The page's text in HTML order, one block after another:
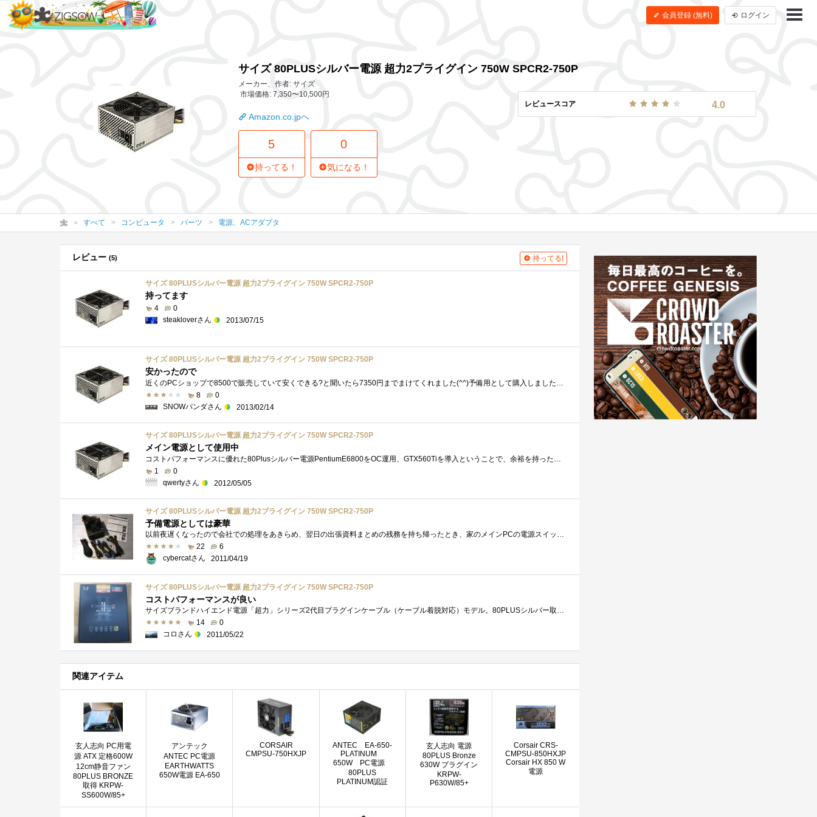
会員登録 (無料) ログイン
レビュースコア 4.0
サイズ 80PLUSシルバー電源 超力2プライグイン 750W SPCR2-750P
メーカー、作者: サイズ
市場価格: 7,350〜10,500円
Amazon.co.jpへ
5
持ってる！
0
気になる！
すべて コンピュータ パーツ 電源、ACアダプタ
レビュー (5) 持ってる!
サイズ 80PLUSシルバー電源 超力2プライグイン 750W SPCR2-750P
持ってます
4
0
steakloverさん
2013/07/15
サイズ 80PLUSシルバー電源 超力2プライグイン 750W SPCR2-750P
安かったので
近くのPCショップで8500で販売していて安くできる?と聞いたら7350円までまけてくれました(^^)予備用として購入しましたが最近パーツが余っていた�...
8
0
SNOWパンダさん
2013/02/14
サイズ 80PLUSシルバー電源 超力2プライグイン 750W SPCR2-750P
メイン電源として使用中
コストパフォーマンスに優れた80Plusシルバー電源PentiumE6800をOC運用、GTX560Tiを導入ということで、余裕を持った容量と安価な価格を両立しているこ�...
1
0
qwertyさん
2012/05/05
サイズ 80PLUSシルバー電源 超力2プライグイン 750W SPCR2-750P
予備電源としては豪華
以前夜遅くなったので会社での処理をあきらめ、翌日の出張資料まとめの残務を持ち帰ったとき、家のメインPCの電源スイッチを入れてもピクリと...
22
6
cybercatさん
2011/04/19
サイズ 80PLUSシルバー電源 超力2プライグイン 750W SPCR2-750P
コストパフォーマンスが良い
サイズブランドハイエンド電源「超力」シリーズ2代目プラグインケーブル（ケーブル着脱対応）モデル。80PLUSシルバー取得でオリジナルの長寿命1...
14
0
コロさん
2011/05/22
関連アイテム
玄人志向 PC用電
源 ATX 定格600W
12cm静音ファン
80PLUS BRONZE
取得 KRPW-
SS600W/85+
アンテック
ANTEC PC電源
EARTHWATTS
650W電源 EA-650
CORSAIR
CMPSU-750HXJP
ANTEC EA-650-
PLATINUM
650W PC電源
80PLUS
PLATINUM認証
玄人志向 電源
80PLUS Bronze
630W プラグイン
KRPW-
P630W/85+
Corsair CRS-
CMPSU-850HXJP
Corsair HX 850 W
電源